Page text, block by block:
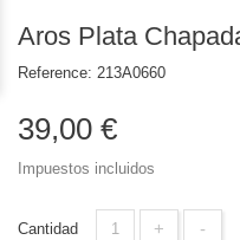
Aros Plata
Reference: 213A0660
39,00 €
Impuestos incluidos
Cantidad + -